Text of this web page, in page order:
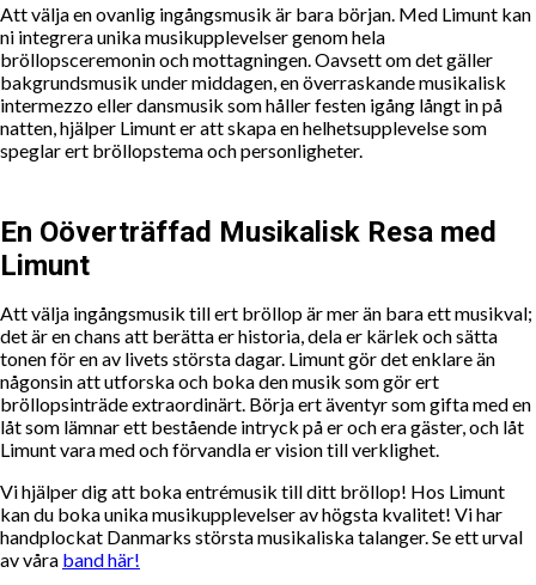
Att välja en ovanlig ingångsmusik är bara början. Med Limunt kan
ni integrera unika musikupplevelser genom hela
bröllopsceremonin och mottagningen. Oavsett om det gäller
bakgrundsmusik under middagen, en överraskande musikalisk
intermezzo eller dansmusik som håller festen igång långt in på
natten, hjälper Limunt er att skapa en helhetsupplevelse som
speglar ert bröllopstema och personligheter.
En Oöverträffad Musikalisk Resa med
Limunt
Att välja ingångsmusik till ert bröllop är mer än bara ett musikval;
det är en chans att berätta er historia, dela er kärlek och sätta
tonen för en av livets största dagar. Limunt gör det enklare än
någonsin att utforska och boka den musik som gör ert
bröllopsinträde extraordinärt. Börja ert äventyr som gifta med en
låt som lämnar ett bestående intryck på er och era gäster, och låt
Limunt vara med och förvandla er vision till verklighet.
Vi hjälper dig att boka entrémusik till ditt bröllop! Hos Limunt
kan du boka unika musikupplevelser av högsta kvalitet! Vi har
handplockat Danmarks största musikaliska talanger. Se ett urval
av våra band här!